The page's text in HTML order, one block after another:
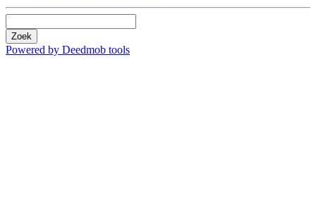
Zoek
Powered by Deedmob tools